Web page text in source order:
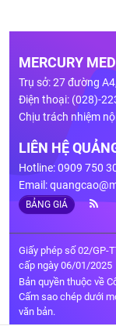
MERCURY
Trụ sở: 27 đường
Điện thoại: (028)-
Chịu trách nhiệm
LIÊN HỆ
Hotline: 0909 750
Email:
BẢNG GIÁ
Giấy phép số 02/GP-
cấp ngày 06/01/2025
Bản quyền thuộc về
Cấm sao chép dưới
văn bản.